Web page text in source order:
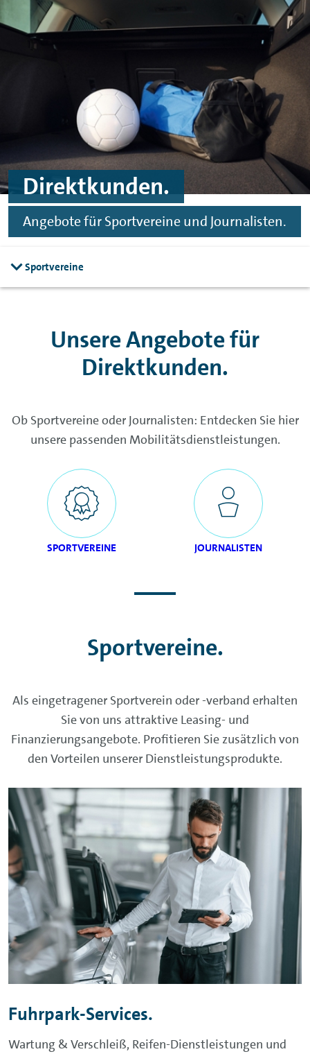
Zum Hauptinhalt springen
Zur Fußzeile springen
Direktkunden.
Angebote für Sportvereine und Journalisten.
Sportvereine
Unsere Angebote für
Direktkunden.
Ob Sportvereine oder Journalisten: Entdecken Sie hier
unsere passenden Mobilitätsdienstleistungen.
SPORTVEREINE JOURNALISTEN
Sportvereine.
Als eingetragener Sportverein oder -verband erhalten
Sie von uns attraktive Leasing- und
Finanzierungsangebote. Profitieren Sie zusätzlich von
den Vorteilen unserer Dienstleistungsprodukte.
Fuhrpark-Services.
Wartung & Verschleiß, Reifen-Dienstleistungen und